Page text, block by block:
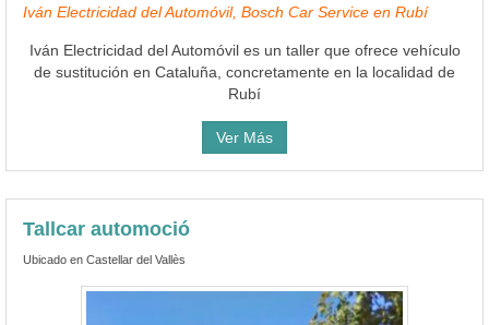
Iván Electricidad del Automóvil, Bosch Car Service en Rubí
Iván Electricidad del Automóvil es un taller que ofrece vehículo
de sustitución en Cataluña, concretamente en la localidad de
Rubí
Ver Más
Tallcar automoció
Ubicado en Castellar del Vallès